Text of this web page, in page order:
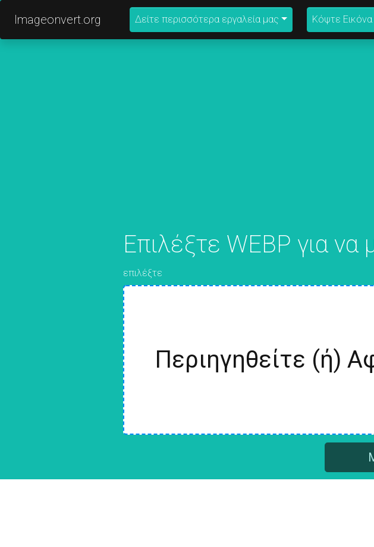
Imageonvert.org Δείτε περισσότερα εργαλεία μας Κόψτε Εικόνα
Επιλέξτε WEBP για να
επιλέξτε
Περιηγηθείτε (ή)